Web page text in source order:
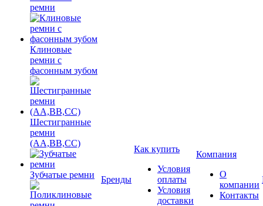
ремни
Клиновые
ремни с
фасонным зубом
Шестигранные
ремни
(AA,BB,CC)
Зубчатые ремни Бренды
Как купить
Условия
оплаты
Условия
доставки
Компания
О
компании
Контакты